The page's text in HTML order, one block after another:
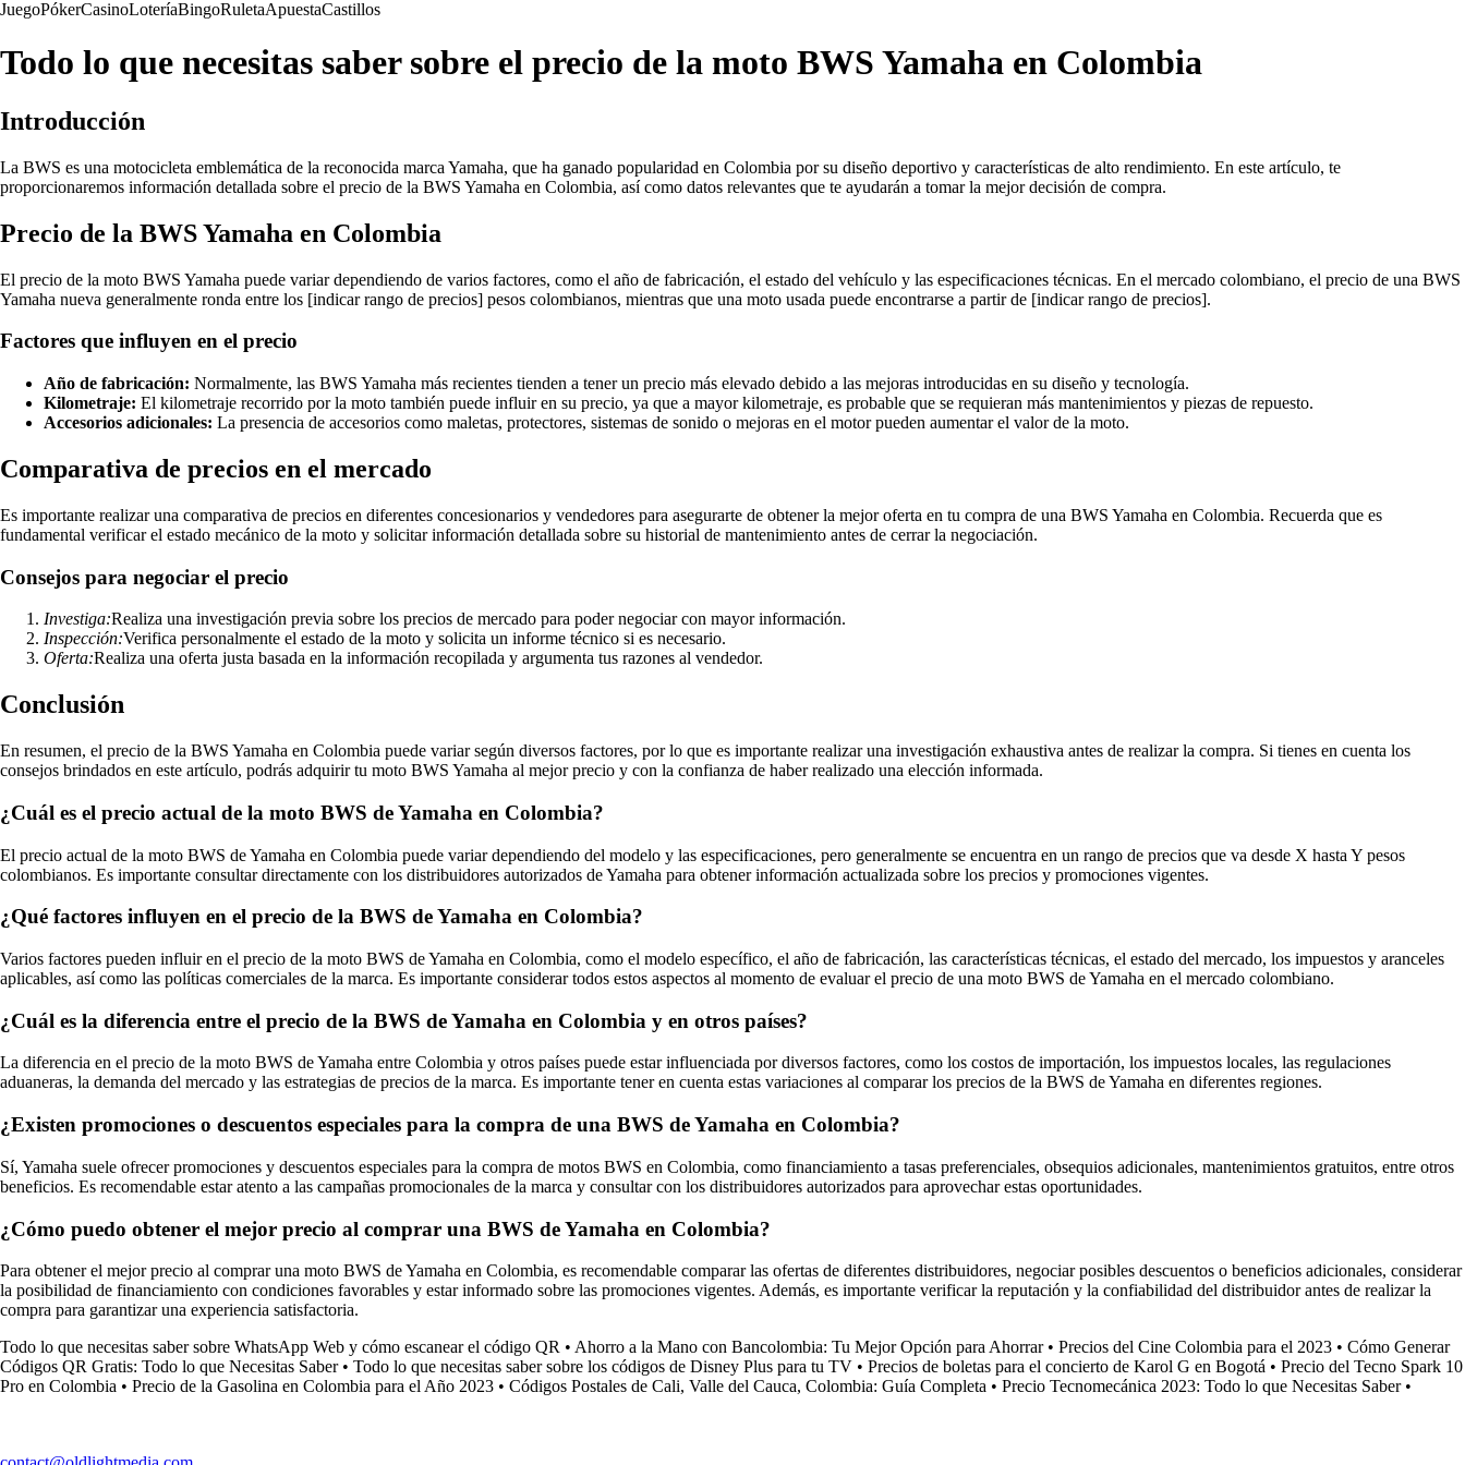
JuegoPókerCasinoLoteríaBingoRuletaApuestaCastillos
Todo lo que necesitas saber sobre el precio de la moto BWS Yamaha en Colombia
Introducción
La BWS es una motocicleta emblemática de la reconocida marca Yamaha, que ha ganado popularidad en Colombia por su diseño deportivo y características de alto rendimiento. En este artículo, te
proporcionaremos información detallada sobre el precio de la BWS Yamaha en Colombia, así como datos relevantes que te ayudarán a tomar la mejor decisión de compra.
Precio de la BWS Yamaha en Colombia
El precio de la moto BWS Yamaha puede variar dependiendo de varios factores, como el año de fabricación, el estado del vehículo y las especificaciones técnicas. En el mercado colombiano, el precio de una BWS
Yamaha nueva generalmente ronda entre los [indicar rango de precios] pesos colombianos, mientras que una moto usada puede encontrarse a partir de [indicar rango de precios].
Factores que influyen en el precio
Año de fabricación: Normalmente, las BWS Yamaha más recientes tienden a tener un precio más elevado debido a las mejoras introducidas en su diseño y tecnología.
Kilometraje: El kilometraje recorrido por la moto también puede influir en su precio, ya que a mayor kilometraje, es probable que se requieran más mantenimientos y piezas de repuesto.
Accesorios adicionales: La presencia de accesorios como maletas, protectores, sistemas de sonido o mejoras en el motor pueden aumentar el valor de la moto.
Comparativa de precios en el mercado
Es importante realizar una comparativa de precios en diferentes concesionarios y vendedores para asegurarte de obtener la mejor oferta en tu compra de una BWS Yamaha en Colombia. Recuerda que es
fundamental verificar el estado mecánico de la moto y solicitar información detallada sobre su historial de mantenimiento antes de cerrar la negociación.
Consejos para negociar el precio
Investiga:Realiza una investigación previa sobre los precios de mercado para poder negociar con mayor información.
Inspección:Verifica personalmente el estado de la moto y solicita un informe técnico si es necesario.
Oferta:Realiza una oferta justa basada en la información recopilada y argumenta tus razones al vendedor.
Conclusión
En resumen, el precio de la BWS Yamaha en Colombia puede variar según diversos factores, por lo que es importante realizar una investigación exhaustiva antes de realizar la compra. Si tienes en cuenta los
consejos brindados en este artículo, podrás adquirir tu moto BWS Yamaha al mejor precio y con la confianza de haber realizado una elección informada.
¿Cuál es el precio actual de la moto BWS de Yamaha en Colombia?
El precio actual de la moto BWS de Yamaha en Colombia puede variar dependiendo del modelo y las especificaciones, pero generalmente se encuentra en un rango de precios que va desde X hasta Y pesos
colombianos. Es importante consultar directamente con los distribuidores autorizados de Yamaha para obtener información actualizada sobre los precios y promociones vigentes.
¿Qué factores influyen en el precio de la BWS de Yamaha en Colombia?
Varios factores pueden influir en el precio de la moto BWS de Yamaha en Colombia, como el modelo específico, el año de fabricación, las características técnicas, el estado del mercado, los impuestos y aranceles
aplicables, así como las políticas comerciales de la marca. Es importante considerar todos estos aspectos al momento de evaluar el precio de una moto BWS de Yamaha en el mercado colombiano.
¿Cuál es la diferencia entre el precio de la BWS de Yamaha en Colombia y en otros países?
La diferencia en el precio de la moto BWS de Yamaha entre Colombia y otros países puede estar influenciada por diversos factores, como los costos de importación, los impuestos locales, las regulaciones
aduaneras, la demanda del mercado y las estrategias de precios de la marca. Es importante tener en cuenta estas variaciones al comparar los precios de la BWS de Yamaha en diferentes regiones.
¿Existen promociones o descuentos especiales para la compra de una BWS de Yamaha en Colombia?
Sí, Yamaha suele ofrecer promociones y descuentos especiales para la compra de motos BWS en Colombia, como financiamiento a tasas preferenciales, obsequios adicionales, mantenimientos gratuitos, entre otros
beneficios. Es recomendable estar atento a las campañas promocionales de la marca y consultar con los distribuidores autorizados para aprovechar estas oportunidades.
¿Cómo puedo obtener el mejor precio al comprar una BWS de Yamaha en Colombia?
Para obtener el mejor precio al comprar una moto BWS de Yamaha en Colombia, es recomendable comparar las ofertas de diferentes distribuidores, negociar posibles descuentos o beneficios adicionales, considerar
la posibilidad de financiamiento con condiciones favorables y estar informado sobre las promociones vigentes. Además, es importante verificar la reputación y la confiabilidad del distribuidor antes de realizar la
compra para garantizar una experiencia satisfactoria.
Todo lo que necesitas saber sobre WhatsApp Web y cómo escanear el código QR • Ahorro a la Mano con Bancolombia: Tu Mejor Opción para Ahorrar• Precios del Cine Colombia para el 2023 • Cómo Generar
Códigos QR Gratis: Todo lo que Necesitas Saber• Todo lo que necesitas saber sobre los códigos de Disney Plus para tu TV • Precios de boletas para el concierto de Karol G en Bogotá • Precio del Tecno Spark 10
Pro en Colombia • Precio de la Gasolina en Colombia para el Año 2023 • Códigos Postales de Cali, Valle del Cauca, Colombia: Guía Completa • Precio Tecnomecánica 2023: Todo lo que Necesitas Saber•